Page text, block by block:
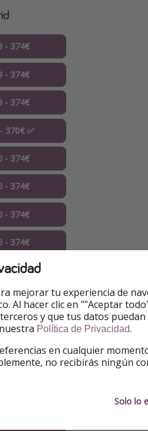
- 374€
- 374€
- 374€
370€ ✅
- 374€
- 374€
- 374€
- 374€
- 374€
- 374€
- 374€
- 374€
mejorar tu experiencia de
Al hacer clic en ""Aceptar
y que tus datos puedan
Política de Privacidad.
en cualquier
no recibirás ningún
Solo lo